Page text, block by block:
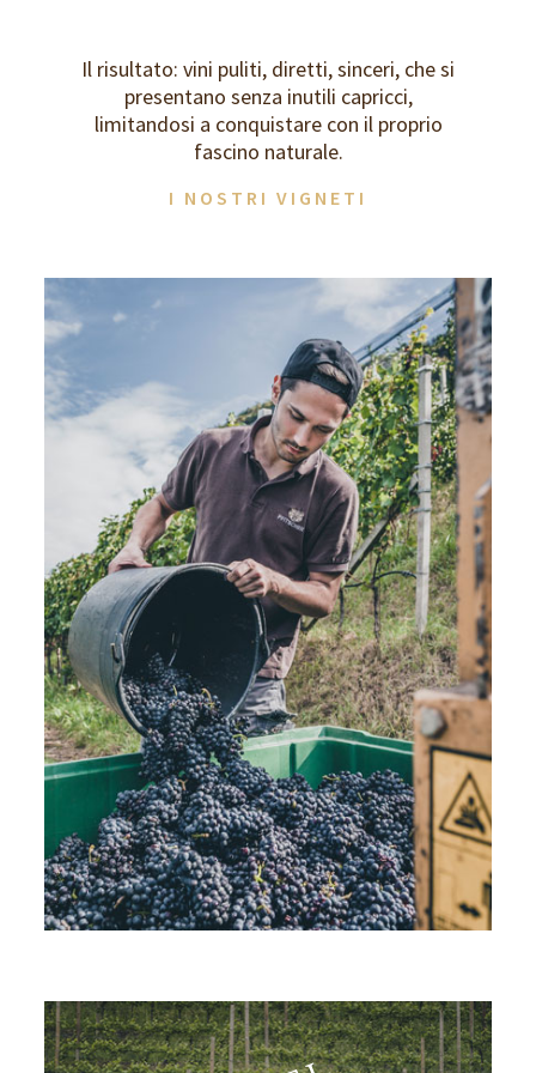
Il risultato: vini puliti, diretti, sinceri, che si
presentano senza inutili capricci,
limitandosi a conquistare con il proprio
fascino naturale.
I NOSTRI VIGNETI